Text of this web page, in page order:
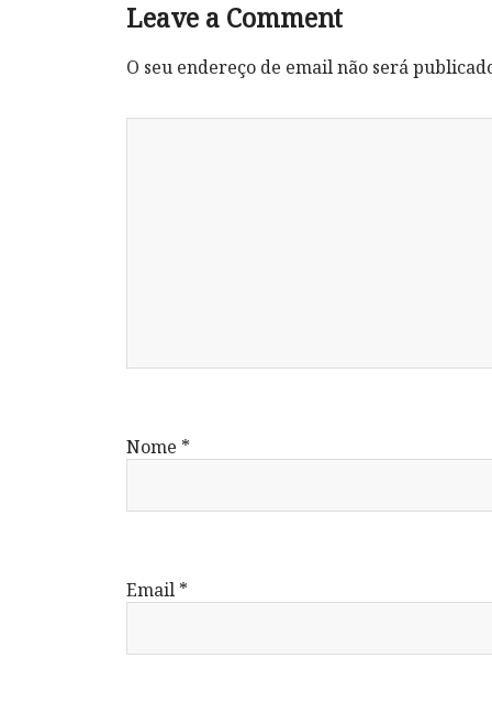
Leave a Comment
O seu endereço de email não será
Nome *
Email *